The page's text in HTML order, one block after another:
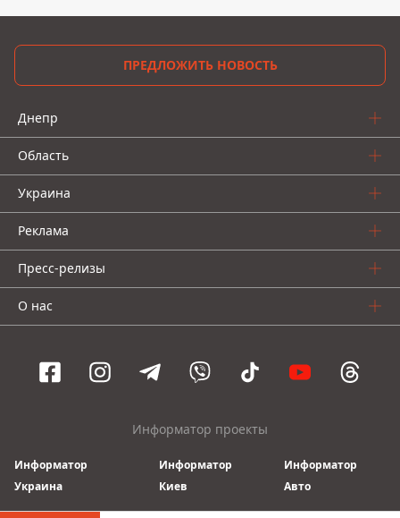
ПРЕДЛОЖИТЬ НОВОСТЬ
Днепр
Область
Украина
Реклама
Пресс-релизы
О нас
Информатор проекты
Информатор
Украина
Информатор
Киев
Информатор
Авто